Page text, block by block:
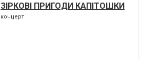
ЗІРКОВІ ПРИГОДИ КАПІТОШКИ
концерт